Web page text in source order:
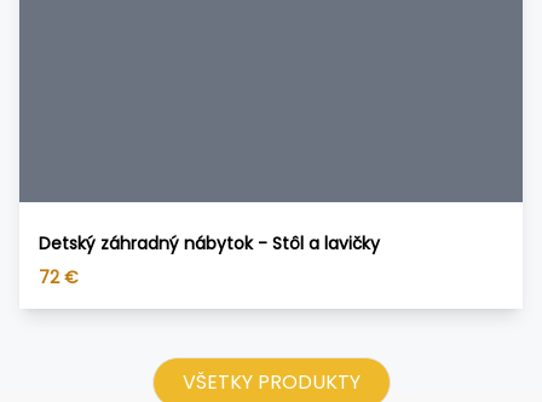
Detský záhradný nábytok - Stôl a lavičky
72 €
VŠETKY PRODUKTY